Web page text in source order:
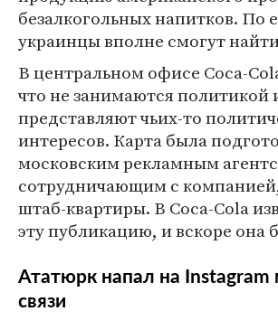
безалкогольных напитков. По
украинцы вполне смогут
В центральном офисе Coca-
что не занимаются политикой
представляют чьих-то
интересов. Карта была
московским рекламным
сотрудничающим с
штаб-квартиры. В Coca-Cola
эту публикацию, и вскоре она
Ататюрк напал на Instagram
связи